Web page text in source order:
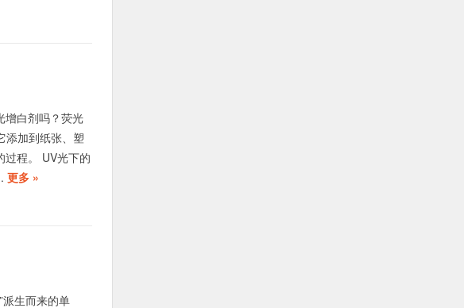
增白剂吗？荧光
添加到纸张、塑
过程。 UV光下的
更多 »
派生而来的单